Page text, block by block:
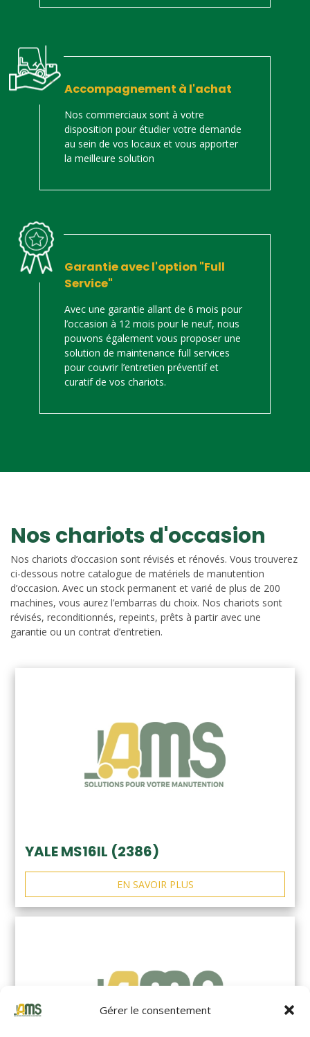
Gérer le consentement
Accompagnement à l'achat
Nos commerciaux sont à votre
disposition pour étudier votre demande
au sein de vos locaux et vous apporter
la meilleure solution
Garantie avec l'option "Full
Service"
Avec une garantie allant de 6 mois pour
l’occasion à 12 mois pour le neuf, nous
pouvons également vous proposer une
solution de maintenance full services
pour couvrir l’entretien préventif et
curatif de vos chariots.
Nos chariots d'occasion
Nos chariots d’occasion sont révisés et rénovés. Vous trouverez
ci-dessous notre catalogue de matériels de manutention
d’occasion. Avec un stock permanent et varié de plus de 200
machines, vous aurez l’embarras du choix. Nos chariots sont
révisés, reconditionnés, repeints, prêts à partir avec une
garantie ou un contrat d’entretien.
YALE MS16IL (2386)
EN SAVOIR PLUS